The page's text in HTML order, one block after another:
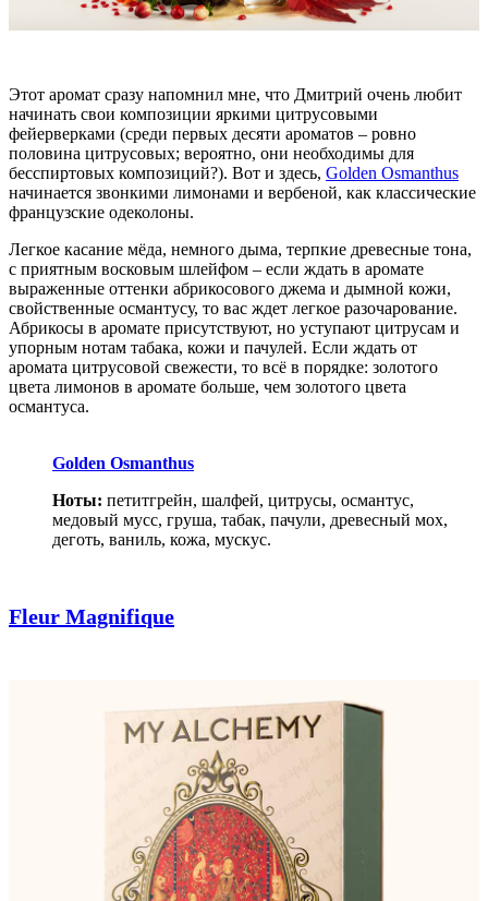
Этот аромат сразу напомнил мне, что Дмитрий очень любит
начинать свои композиции яркими цитрусовыми
фейерверками (среди первых десяти ароматов – ровно
половина цитрусовых; вероятно, они необходимы для
бесспиртовых композиций?). Вот и здесь, Golden Osmanthus
начинается звонкими лимонами и вербеной, как классические
французские одеколоны.
Легкое касание мёда, немного дыма, терпкие древесные тона,
с приятным восковым шлейфом – если ждать в аромате
выраженные оттенки абрикосового джема и дымной кожи,
свойственные османтусу, то вас ждет легкое разочарование.
Абрикосы в аромате присутствуют, но уступают цитрусам и
упорным нотам табака, кожи и пачулей. Если ждать от
аромата цитрусовой свежести, то всё в порядке: золотого
цвета лимонов в аромате больше, чем золотого цвета
османтуса.
Golden Osmanthus
Ноты: петитгрейн, шалфей, цитрусы, османтус,
медовый мусс, груша, табак, пачули, древесный мох,
деготь, ваниль, кожа, мускус.
Fleur Magnifique